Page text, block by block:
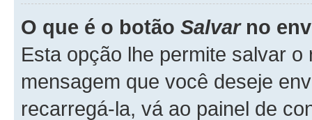
O que é o botão Salvarno
Esta opção lhe permite salvar
mensagem que você deseje
recarregá-la, vá ao painel de